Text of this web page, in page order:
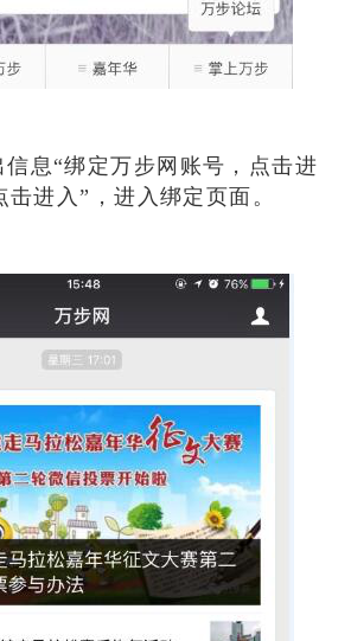
“绑定万步网账号，点击进
击进入”，进入绑定页面。